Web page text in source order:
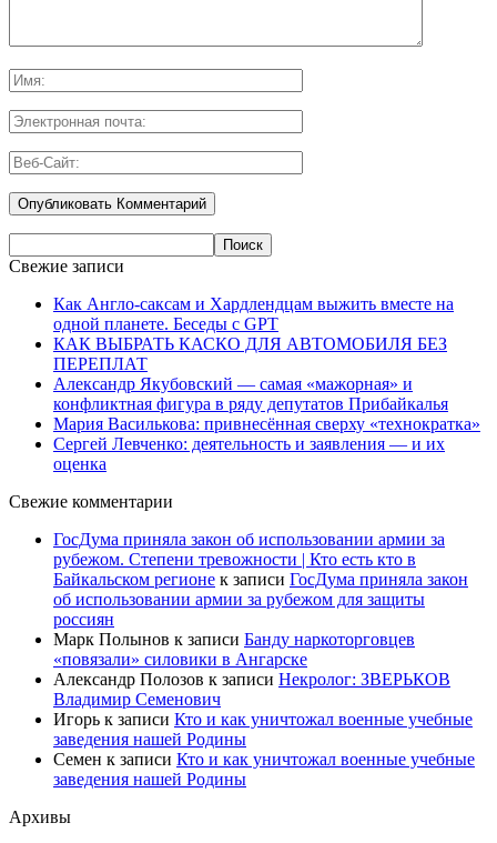
Свежие записи
Как Англо-саксам и Хардлендцам выжить вместе на
одной планете. Беседы с GPT
КАК ВЫБРАТЬ КАСКО ДЛЯ АВТОМОБИЛЯ БЕЗ
ПЕРЕПЛАТ
Александр Якубовский — самая «мажорная» и
конфликтная фигура в ряду депутатов Прибайкалья
Мария Василькова: привнесённая сверху «технократка»
Сергей Левченко: деятельность и заявления — и их
оценка
Свежие комментарии
ГосДума приняла закон об использовании армии за
рубежом. Степени тревожности | Кто есть кто в
Байкальском регионе к записи ГосДума приняла закон
об использовании армии за рубежом для защиты
россиян
Марк Полынов к записи Банду наркоторговцев
«повязали» силовики в Ангарске
Александр Полозов к записи Некролог: ЗВЕРЬКОВ
Владимир Семенович
Игорь к записи Кто и как уничтожал военные учебные
заведения нашей Родины
Семен к записи Кто и как уничтожал военные учебные
заведения нашей Родины
Архивы